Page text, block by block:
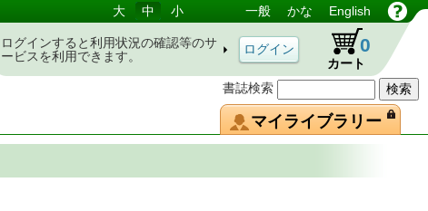
書誌検索
大 中 小 一般 かな English
ログインすると利用状況の確認等のサ
ービスを利用できます。
カート
0
マイライブラリー